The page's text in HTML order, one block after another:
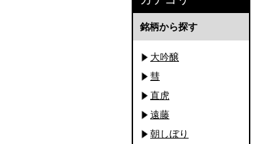
銘柄から探す
大吟醸
彗
直虎
遠藤
朝しぼり